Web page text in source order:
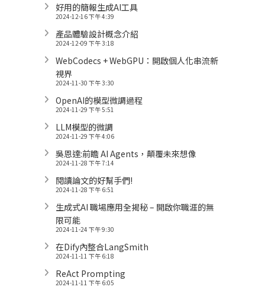
好用的簡報生成AI工具
2024-12-16 下午 4:39
產品體驗設計概念介紹
2024-12-09 下午 3:18
WebCodecs + WebGPU：開啟個人化串流新
視界
2024-11-30 下午 3:30
OpenAI的模型微調過程
2024-11-29 下午 5:51
LLM模型的微調
2024-11-29 下午 4:06
吳恩達:前瞻 AI Agents，顛覆未來想像
2024-11-28 下午 7:14
閱讀論文的好幫手們!
2024-11-28 下午 6:51
生成式AI 職場應用全揭秘 – 開啟你職涯的無
限可能
2024-11-24 下午 9:30
在Dify內整合LangSmith
2024-11-11 下午 6:18
ReAct Prompting
2024-11-11 下午 6:05